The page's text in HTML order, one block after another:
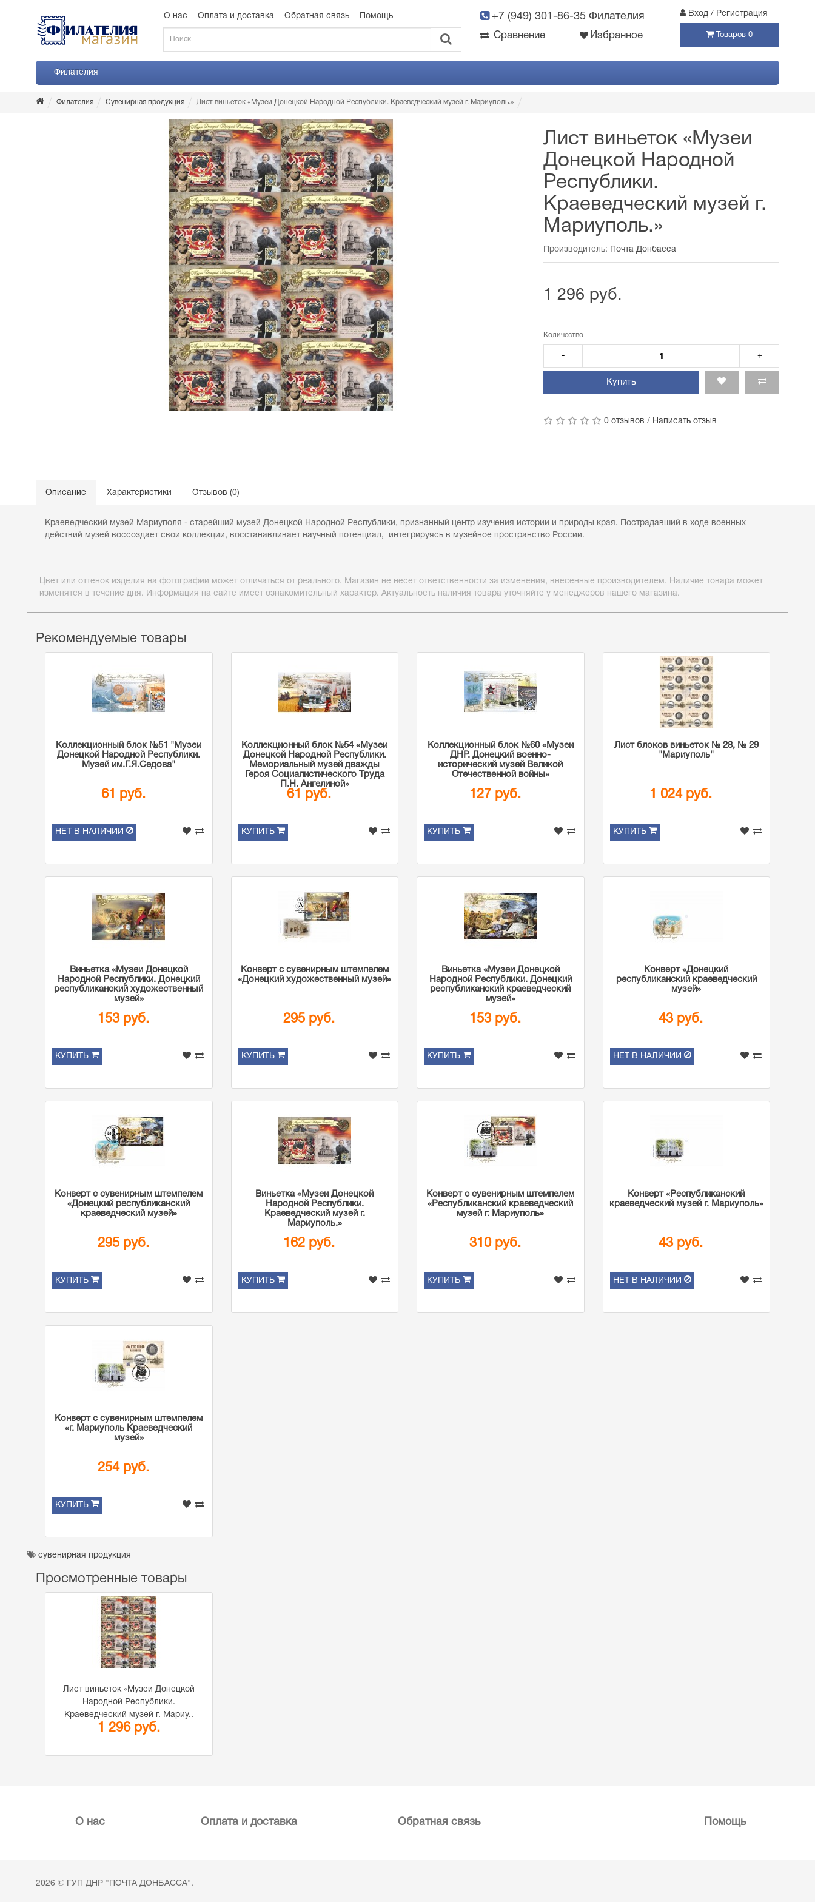
О нас Оплата и доставка Обратная связь Помощь +7 (949) 301-86-35 Филателия Вход / Регистрация
Сравнение Избранное Товаров 0
Филателия
Филателия Сувенирная продукция Лист виньеток «Музеи Донецкой Народной Республики. Краеведческий музей г. Мариуполь.»
Лист виньеток «Музеи
Донецкой Народной
Республики.
Краеведческий музей г.
Мариуполь.»
Производитель: Почта Донбасса
1 296 руб.
Количество
- +
Купить
0 отзывов / Написать отзыв
Описание Характеристики Отзывов (0)
Краеведческий музей Мариуполя - старейший музей Донецкой Народной Республики, признанный центр изучения истории и природы края. Пострадавший в ходе военных
действий музей воссоздает свои коллекции, восстанавливает научный потенциал, интегрируясь в музейное пространство России.
Цвет или оттенок изделия на фотографии может отличаться от реального. Магазин не несет ответственности за изменения, внесенные производителем. Наличие товара может
изменятся в течение дня. Информация на сайте имеет ознакомительный характер. Актуальность наличия товара уточняйте у менеджеров нашего магазина.
Рекомендуемые товары
Коллекционный блок №51 "Музеи
Донецкой Народной Республики.
Музей им.Г.Я.Седова"
61 руб.
НЕТ В НАЛИЧИИ
Коллекционный блок №54 «Музеи
Донецкой Народной Республики.
Мемориальный музей дважды
Героя Социалистического Труда
П.Н. Ангелиной»
61 руб.
КУПИТЬ
Коллекционный блок №60 «Музеи
ДНР. Донецкий военно-
исторический музей Великой
Отечественной войны»
127 руб.
КУПИТЬ
Лист блоков виньеток № 28, № 29
"Мариуполь"
1 024 руб.
КУПИТЬ
Виньетка «Музеи Донецкой
Народной Республики. Донецкий
республиканский художественный
музей»
153 руб.
КУПИТЬ
Конверт с сувенирным штемпелем
«Донецкий художественный музей»
295 руб.
КУПИТЬ
Виньетка «Музеи Донецкой
Народной Республики. Донецкий
республиканский краеведческий
музей»
153 руб.
КУПИТЬ
Конверт «Донецкий
республиканский краеведческий
музей»
43 руб.
НЕТ В НАЛИЧИИ
Конверт с сувенирным штемпелем
«Донецкий республиканский
краеведческий музей»
295 руб.
КУПИТЬ
Виньетка «Музеи Донецкой
Народной Республики.
Краеведческий музей г.
Мариуполь.»
162 руб.
КУПИТЬ
Конверт с сувенирным штемпелем
«Республиканский краеведческий
музей г. Мариуполь»
310 руб.
КУПИТЬ
Конверт «Республиканский
краеведческий музей г. Мариуполь»
43 руб.
НЕТ В НАЛИЧИИ
Конверт с сувенирным штемпелем
«г. Мариуполь Краеведческий
музей»
254 руб.
КУПИТЬ
сувенирная продукция
Просмотренные товары
Лист виньеток «Музеи Донецкой
Народной Республики.
Краеведческий музей г. Мариу..
1 296 руб.
О нас Оплата и доставка Обратная связь Помощь
2026 © ГУП ДНР "ПОЧТА ДОНБАССА".